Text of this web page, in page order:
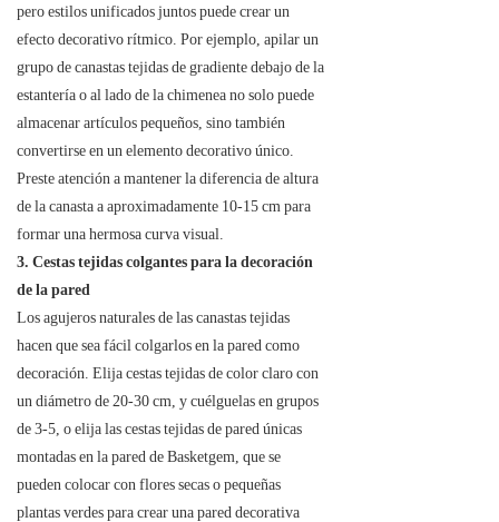
pero estilos unificados juntos puede crear un
efecto decorativo rítmico. Por ejemplo, apilar un
grupo de canastas tejidas de gradiente debajo de la
estantería o al lado de la chimenea no solo puede
almacenar artículos pequeños, sino también
convertirse en un elemento decorativo único.
Preste atención a mantener la diferencia de altura
de la canasta a aproximadamente 10-15 cm para
formar una hermosa curva visual.
3. Cestas tejidas colgantes para la decoración
de la pared
Los agujeros naturales de las canastas tejidas
hacen que sea fácil colgarlos en la pared como
decoración. Elija cestas tejidas de color claro con
un diámetro de 20-30 cm, y cuélguelas en grupos
de 3-5, o elija las cestas tejidas de pared únicas
montadas en la pared de Basketgem, que se
pueden colocar con flores secas o pequeñas
plantas verdes para crear una pared decorativa